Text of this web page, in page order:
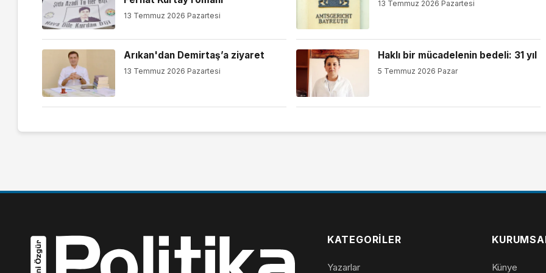
13 Temmuz 2026 Pazartesi
13 Temmuz 2026 Pazartesi
Arıkan'dan Demirtaş’a ziyaret
13 Temmuz 2026 Pazartesi
Haklı bir mücadelenin bedeli: 31 yıl
5 Temmuz 2026 Pazar
KATEGORILER
Yazarlar Künye